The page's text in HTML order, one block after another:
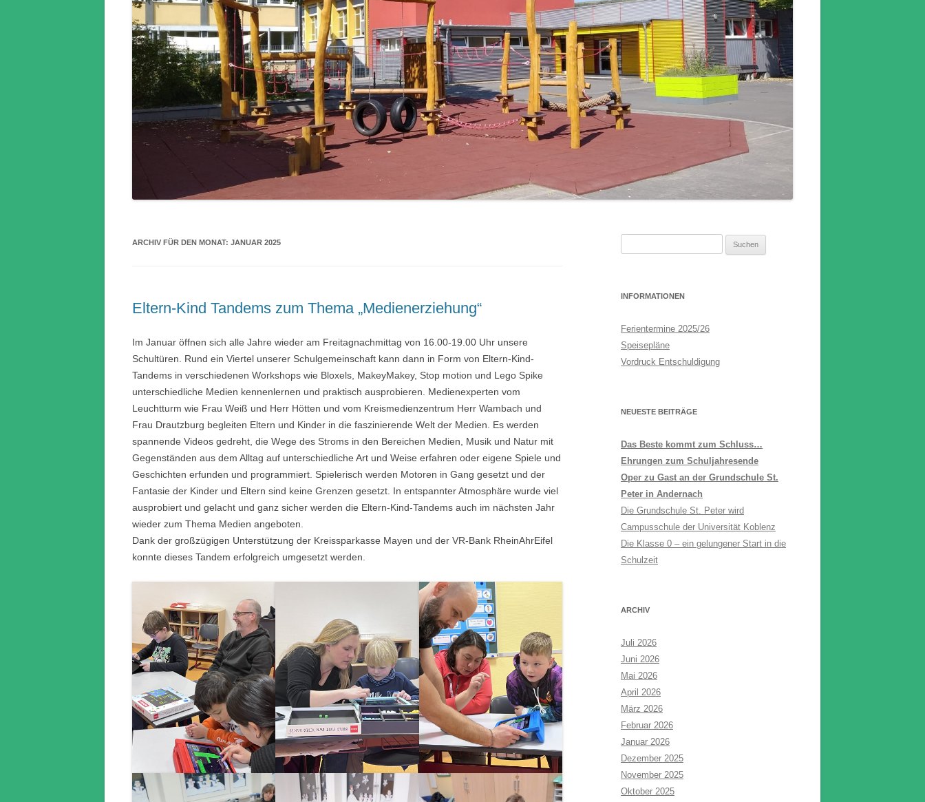
LERNPATEN
ARCHIV FÜR DEN MONAT: JANUAR 2025
Eltern-Kind Tandems zum Thema „Medienerziehung“
Im Januar öffnen sich alle Jahre wieder am Freitagnachmittag von 16.00-19.00 Uhr unsere
Schultüren. Rund ein Viertel unserer Schulgemeinschaft kann dann in Form von Eltern-Kind-
Tandems in verschiedenen Workshops wie Bloxels, MakeyMakey, Stop motion und Lego Spike
unterschiedliche Medien kennenlernen und praktisch ausprobieren. Medienexperten vom
Leuchtturm wie Frau Weiß und Herr Hötten und vom Kreismedienzentrum Herr Wambach und
Frau Drautzburg begleiten Eltern und Kinder in die faszinierende Welt der Medien. Es werden
spannende Videos gedreht, die Wege des Stroms in den Bereichen Medien, Musik und Natur mit
Gegenständen aus dem Alltag auf unterschiedliche Art und Weise erfahren oder eigene Spiele und
Geschichten erfunden und programmiert. Spielerisch werden Motoren in Gang gesetzt und der
Fantasie der Kinder und Eltern sind keine Grenzen gesetzt. In entspannter Atmosphäre wurde viel
ausprobiert und gelacht und ganz sicher werden die Eltern-Kind-Tandems auch im nächsten Jahr
wieder zum Thema Medien angeboten.
Dank der großzügigen Unterstützung der Kreissparkasse Mayen und der VR-Bank RheinAhrEifel
konnte dieses Tandem erfolgreich umgesetzt werden.
INFORMATIONEN
Ferientermine 2025/26
Speisepläne
Vordruck Entschuldigung
NEUESTE BEITRÄGE
Das Beste kommt zum Schluss…
Ehrungen zum Schuljahresende
Oper zu Gast an der Grundschule St.
Peter in Andernach
Die Grundschule St. Peter wird
Campusschule der Universität Koblenz
Die Klasse 0 – ein gelungener Start in die
Schulzeit
ARCHIV
Juli 2026
Juni 2026
Mai 2026
April 2026
März 2026
Februar 2026
Januar 2026
Dezember 2025
November 2025
Oktober 2025